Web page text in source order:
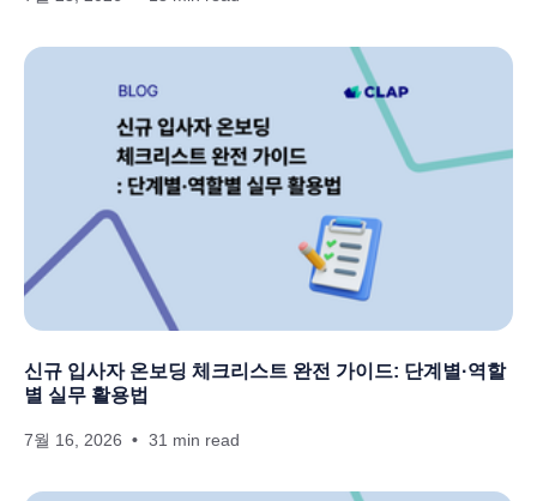
신규 입사자 온보딩 체크리스트 완전 가이드: 단계별·역할
별 실무 활용법
7월 16, 2026 31 min read